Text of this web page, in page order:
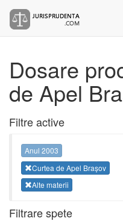
Dosare
de Apel
Filtre active
Anul 2003
Curtea de Apel Brașov
Alte materii
Filtrare spete